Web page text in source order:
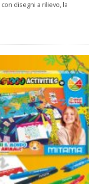
disegni a rilievo, la